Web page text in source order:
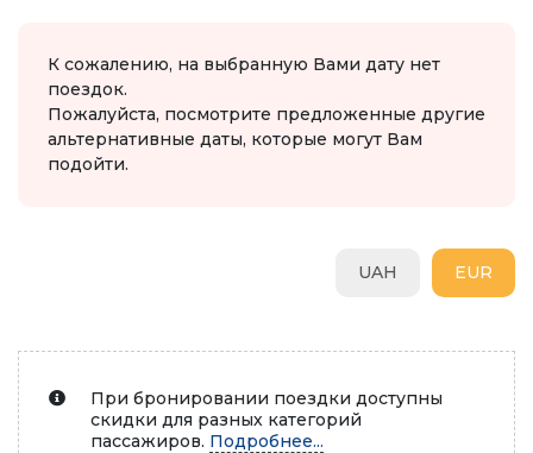
К сожалению, на выбранную Вами дату нет
поездок.
Пожалуйста, посмотрите предложенные другие
альтернативные даты, которые могут Вам
подойти.
EUR
UAH
При бронировании поездки доступны
скидки для разных категорий
пассажиров. Подробнее...